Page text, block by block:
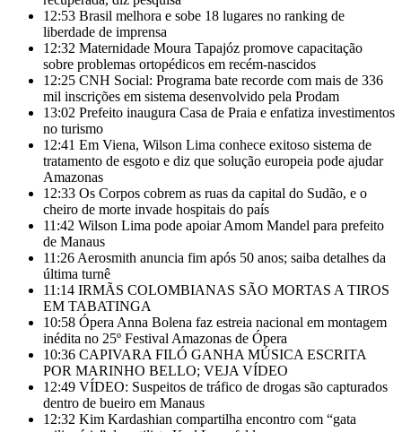
12:53 Brasil melhora e sobe 18 lugares no ranking de
liberdade de imprensa
12:32 Maternidade Moura Tapajóz promove capacitação
sobre problemas ortopédicos em recém-nascidos
12:25 CNH Social: Programa bate recorde com mais de 336
mil inscrições em sistema desenvolvido pela Prodam
13:02 Prefeito inaugura Casa de Praia e enfatiza investimentos
no turismo
12:41 Em Viena, Wilson Lima conhece exitoso sistema de
tratamento de esgoto e diz que solução europeia pode ajudar
Amazonas
12:33 Os Corpos cobrem as ruas da capital do Sudão, e o
cheiro de morte invade hospitais do país
11:42 Wilson Lima pode apoiar Amom Mandel para prefeito
de Manaus
11:26 Aerosmith anuncia fim após 50 anos; saiba detalhes da
última turnê
11:14 IRMÃS COLOMBIANAS SÃO MORTAS A TIROS
EM TABATINGA
10:58 Ópera Anna Bolena faz estreia nacional em montagem
inédita no 25º Festival Amazonas de Ópera
10:36 CAPIVARA FILÓ GANHA MÚSICA ESCRITA
POR MARINHO BELLO; VEJA VÍDEO
12:49 VÍDEO: Suspeitos de tráfico de drogas são capturados
dentro de bueiro em Manaus
12:32 Kim Kardashian compartilha encontro com “gata